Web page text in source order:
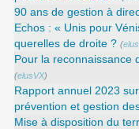
90 ans de gestion à
Echos : « Unis pour
querelles de droite ? (
Pour la reconnaissance
(elusVX)
Rapport annuel 2023
prévention et gestion
Mise à disposition du